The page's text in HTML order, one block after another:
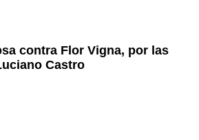
contra Flor Vigna, por las
Castro